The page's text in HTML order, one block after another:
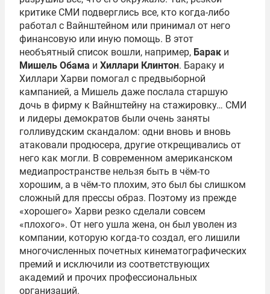
критике СМИ подверглись все, кто когда-либо
работал с Вайнштейном или принимал от него
финансовую или иную помощь. В этот
необъятный список вошли, например, Барак и
Мишель Обама и Хиллари Клинтон. Бараку и
Хиллари Харви помогал с предвыборной
кампанией, а Мишель даже послала старшую
дочь в фирму к Вайнштейну на стажировку… СМИ
и лидеры демократов были очень заняты
голливудским скандалом: одни вновь и вновь
атаковали продюсера, другие открещивались от
него как могли. В современном американском
медиапространстве нельзя быть в чём-то
хорошим, а в чём-то плохим, это был бы слишком
сложный для прессы образ. Поэтому из прежде
«хорошего» Харви резко сделали совсем
«плохого». От него ушла жена, он был уволен из
компании, которую когда-то создал, его лишили
многочисленных почетных кинематографических
премий и исключили из соответствующих
академий и прочих профессиональных
организаций.